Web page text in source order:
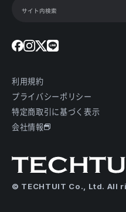
利用規約
プライバシーポリシー
特定商取引に基づく表示
会社情報
© TECHTUIT Co., Ltd. All